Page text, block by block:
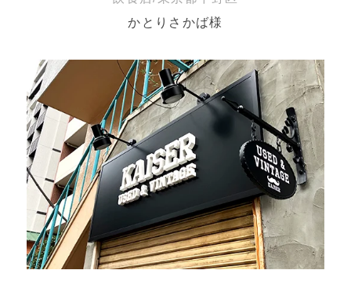
かとりさかば様